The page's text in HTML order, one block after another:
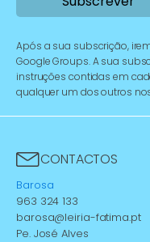
Após a sua subscrição,
Google Groups. A sua
instruções contidas em
qualquer um dos outros
CONTACTOS
Barosa
963 324 133
barosa@leiria-fatima.pt
Pe. José Alves